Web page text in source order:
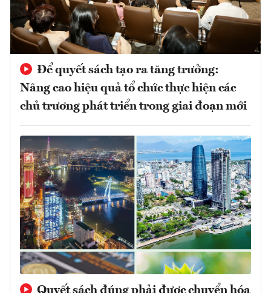
Để quyết sách tạo ra tăng trưởng:
Nâng cao hiệu quả tổ chức thực hiện các
chủ trương phát triển trong giai đoạn mới
Quyết sách đúng phải được chuyển hóa